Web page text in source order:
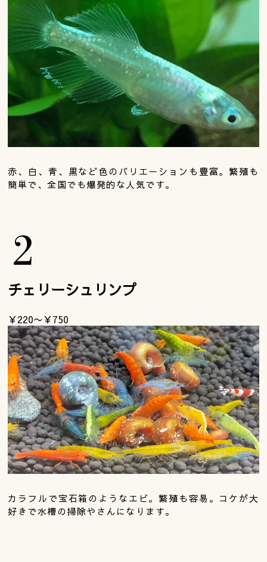
赤、白、青、黒など色のバリエーションも豊富。繁殖も
簡単で、全国でも爆発的な人気です。
チェリーシュリンプ
￥220〜￥750
カラフルで宝石箱のようなエビ。繁殖も容易。コケが大
好きで水槽の掃除やさんになります。